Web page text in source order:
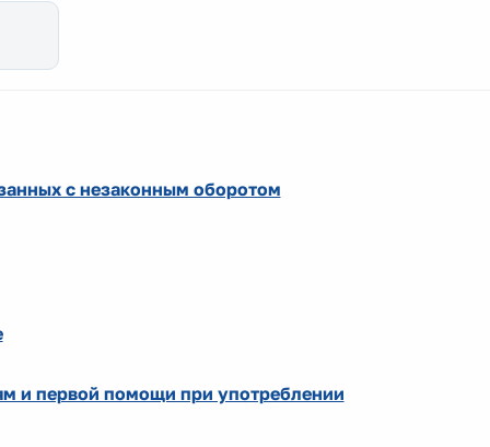
с незаконным оборотом
и первой помощи при употреблении